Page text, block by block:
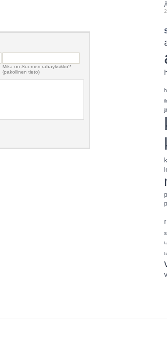
Mikä on Suomen rahayksikkö?
(pakollinen tieto)